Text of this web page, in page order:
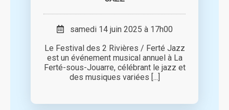
samedi 14 juin 2025 à 17h00
Le Festival des 2 Rivières / Ferté Jazz
est un événement musical annuel à La
Ferté-sous-Jouarre, célébrant le jazz et
des musiques variées [...]